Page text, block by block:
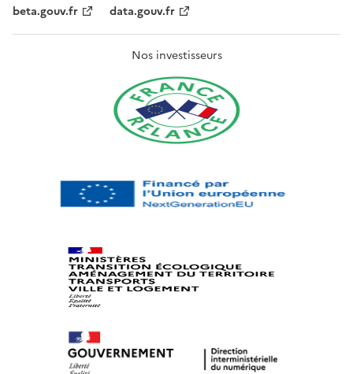
beta.gouv.fr
data.gouv.fr
Nos investisseurs